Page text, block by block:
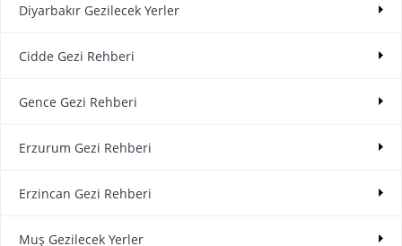
Diyarbakır Gezilecek Yerler
Cidde Gezi Rehberi
Gence Gezi Rehberi
Erzurum Gezi Rehberi
Erzincan Gezi Rehberi
Muş Gezilecek Yerler